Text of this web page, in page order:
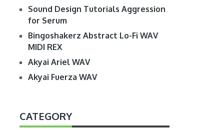
Sound Design Tutorials Aggression
for Serum
Bingoshakerz Abstract Lo-Fi WAV
MIDI REX
Akyai Ariel WAV
Akyai Fuerza WAV
CATEGORY